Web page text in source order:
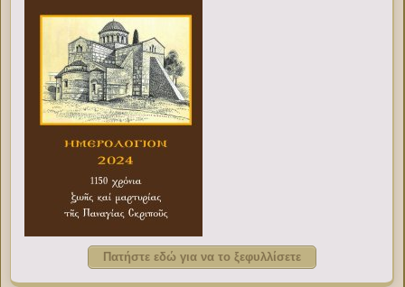
Πατήστε εδώ για να το ξεφυλλίσετε